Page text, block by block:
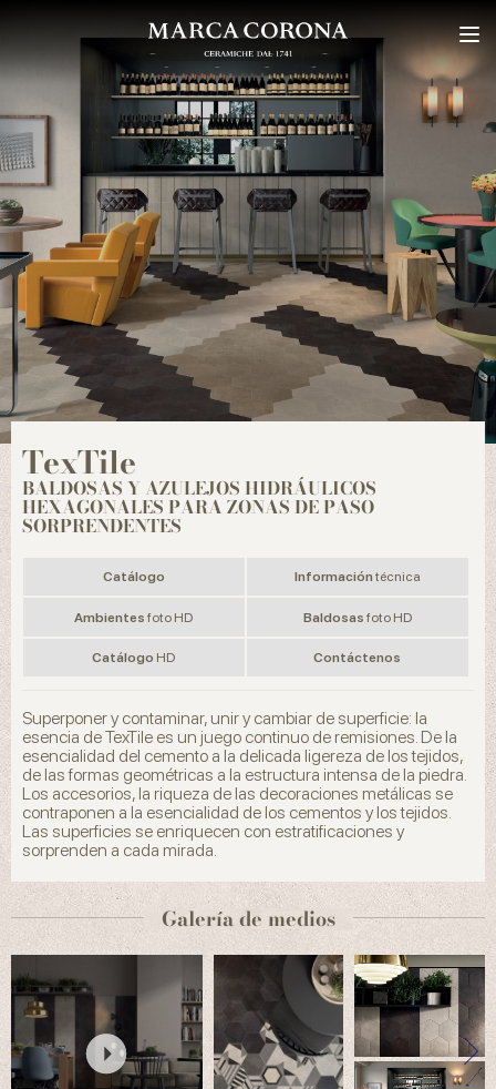
TexTile
BALDOSAS Y AZULEJOS HIDRÁULICOS
HEXAGONALES PARA ZONAS DE PASO
SORPRENDENTES
Catálogo Información técnica
Ambientesfoto HD Baldosas foto HD
Catálogo HD Contáctenos
Superponer y contaminar, unir y cambiar de superficie: la
esencia de TexTile es un juego continuo de remisiones. De la
esencialidad del cemento a la delicada ligereza de los tejidos,
de las formas geométricas a la estructura intensa de la piedra.
Los accesorios, la riqueza de las decoraciones metálicas se
contraponen a la esencialidad de los cementos y los tejidos.
Las superficies se enriquecen con estratificaciones y
sorprenden a cada mirada.
Galería de medios